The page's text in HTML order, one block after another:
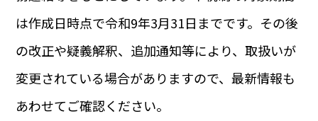
は作成日時点で令和9年3月31日までです。その後
の改正や疑義解釈、追加通知等により、取扱いが
変更されている場合がありますので、最新情報も
あわせてご確認ください。